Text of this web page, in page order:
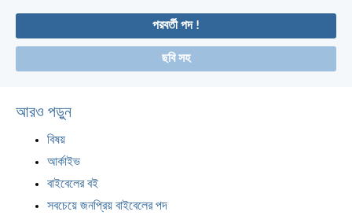
পরবর্তী পদ !
ছবি সহ
আরও পড়ুন
বিষয়
আর্কাইভ
বাইবেলের বই
সবচেয়ে জনপ্রিয় বাইবেলের পদ